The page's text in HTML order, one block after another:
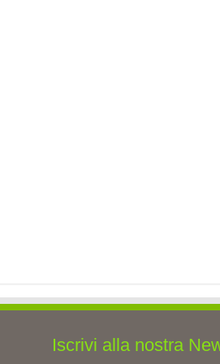
Iscrivi alla nostra